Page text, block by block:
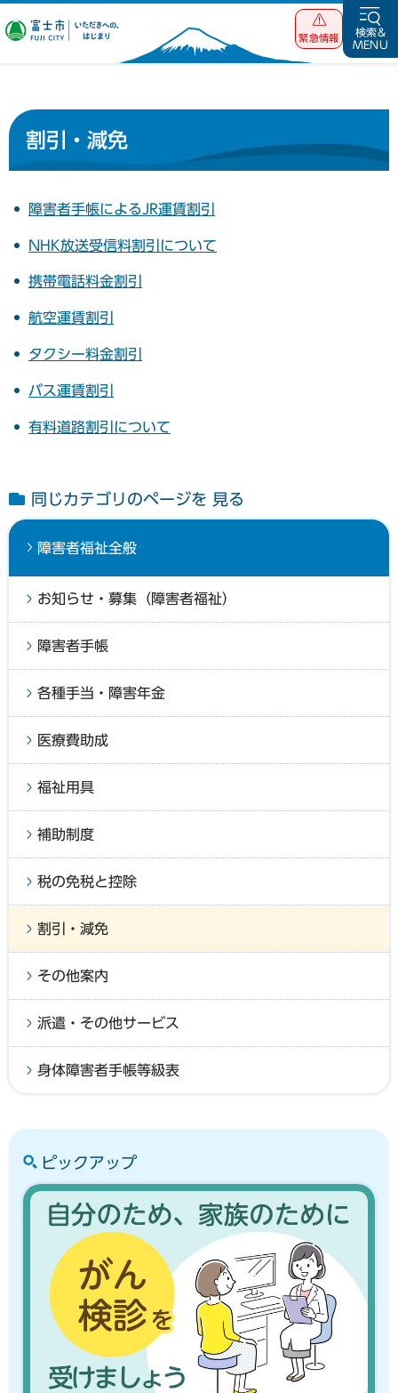
富士市 いただ
緊急情報
検索&
MENU
割引・減免
障害者手帳によるJR運賃割引
NHK放送受信料割引について
携帯電話料金割引
航空運賃割引
タクシー料金割引
バス運賃割引
有料道路割引について
同じカテゴリのページを 見る
障害者福祉全般
お知らせ・募集（障害者福祉）
障害者手帳
各種手当・障害年金
医療費助成
福祉用具
補助制度
税の免税と控除
割引・減免
その他案内
派遣・その他サービス
身体障害者手帳等級表
ピックアップ